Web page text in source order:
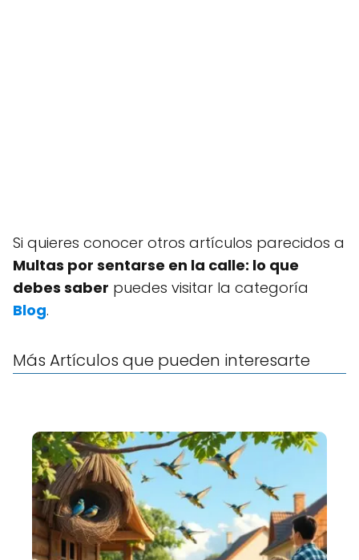
Si quieres conocer otros artículos parecidos a
Multas por sentarse en la calle: lo que
debes saber puedes visitar la categoría
Blog.
Más Artículos que pueden interesarte